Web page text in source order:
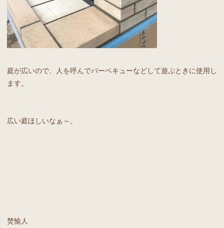
庭が広いので、人を呼んでバーベキューなどして遊ぶときに使用し
ます。
広い庭ほしいなぁ～。
焚愉人